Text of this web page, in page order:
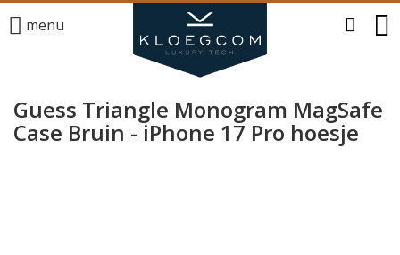
menu
Guess Triangle Monogram MagSafe
Case Bruin - iPhone 17 Pro hoesje